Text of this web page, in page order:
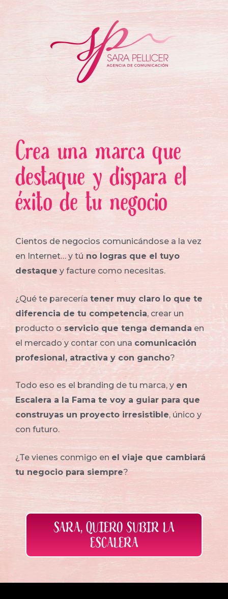
Crea una marca que
destaque y dispara el
éxito de tu negocio
Cientos de negocios comunicándose a la vez
en Internet… y tú no logras que el tuyo
destaque y facture como necesitas.
¿Qué te parecería tener muy claro lo que te
diferencia de tu competencia, crear un
producto o servicio que tenga demanda en
el mercado y contar con una comunicación
profesional, atractiva y con gancho?
Todo eso es el branding de tu marca, y en
Escalera a la Fama te voy a guiar para que
construyas un proyecto irresistible, único y
con futuro.
¿Te vienes conmigo en el viaje que cambiará
tu negocio para siempre?
SARA, QUIERO SUBIR LA
ESCALERA